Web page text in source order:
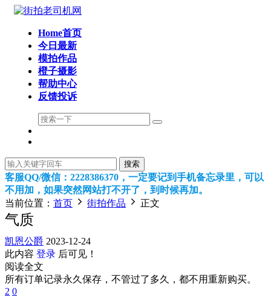
Home首页
今日最新
模拍作品
橙子摄影
帮助中心
反馈投诉
搜索
客服QQ/微信：2228386370，一定要记到手机备忘录里，可以
不用加，如果突然网站打不开了，到时候再加。
当前位置： 首页 街拍作品 正文
气质
凯恩公爵 2023-12-24
此内容 登录 后可见！
阅读全文
所有订单记录永久保存，不管过了多久，都不用重新购买。
2 0